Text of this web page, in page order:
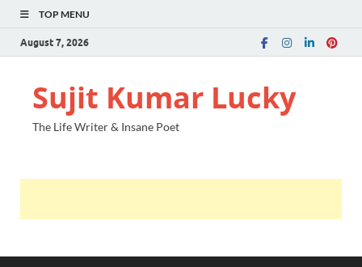
TOP MENU
August 7, 2026
Sujit Kumar Lucky
The Life Writer & Insane Poet